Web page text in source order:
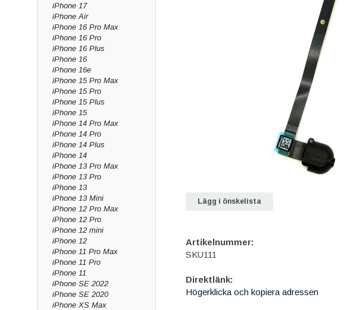
iPhone 17
iPhone Air
iPhone 16 Pro Max
iPhone 16 Pro
iPhone 16 Plus
iPhone 16
iPhone 16e
iPhone 15 Pro Max
iPhone 15 Pro
iPhone 15 Plus
iPhone 15
iPhone 14 Pro Max
iPhone 14 Pro
iPhone 14 Plus
iPhone 14
iPhone 13 Pro Max
iPhone 13 Pro
iPhone 13
iPhone 13 Mini
iPhone 12 Pro Max
iPhone 12 Pro
iPhone 12 mini
iPhone 12
iPhone 11 Pro Max
iPhone 11 Pro
iPhone 11
iPhone SE 2022
iPhone SE 2020
iPhone XS Max
Lägg i önskelista
Artikelnummer:
SKU111
Direktlänk:
Högerklicka och kopiera adressen